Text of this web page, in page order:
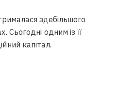
здебільшого
Сьогодні одним із її
капітал.